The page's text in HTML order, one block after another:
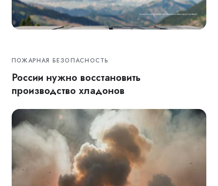
ПОЖАРНАЯ БЕЗОПАСНОСТЬ
России нужно восстановить
производство хладонов